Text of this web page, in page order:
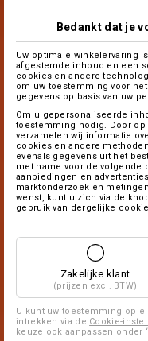
Bedankt dat je
Uw optimale winkelervaring
afgestemde inhoud en een
cookies en andere
om uw toestemming voor
gegevens op basis van uw
Om u gepersonaliseerde
toestemming nodig. Door
verzamelen wij informatie
cookies en andere
evenals gegevens uit het
met name voor de volgende
aanbiedingen en
marktonderzoek en
wenst, kunt u zich via de
gebruik van dergelijke
Zakelijke klant
(prijzen excl. BTW)
U kunt uw toestemming op
intrekken via de Cookie-
keuze ook aanpassen onder